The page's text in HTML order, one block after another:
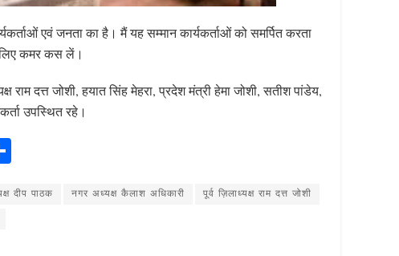
एवं जनता का है। मैं यह सम्मान कार्यकर्ताओं को समर्पित करता
लिए कमर कस लें।
राम दत्त जोशी, हयात सिंह मेहरा, प्रदेश मंत्री हेमा जोशी, सतीश पांडेय,
उपस्थित रहे।
ar
दीप पाठक नगर अध्यक्ष कैलाश अधिकारी
पूर्व ज़िलाध्यक्ष राम दत्त जोशी